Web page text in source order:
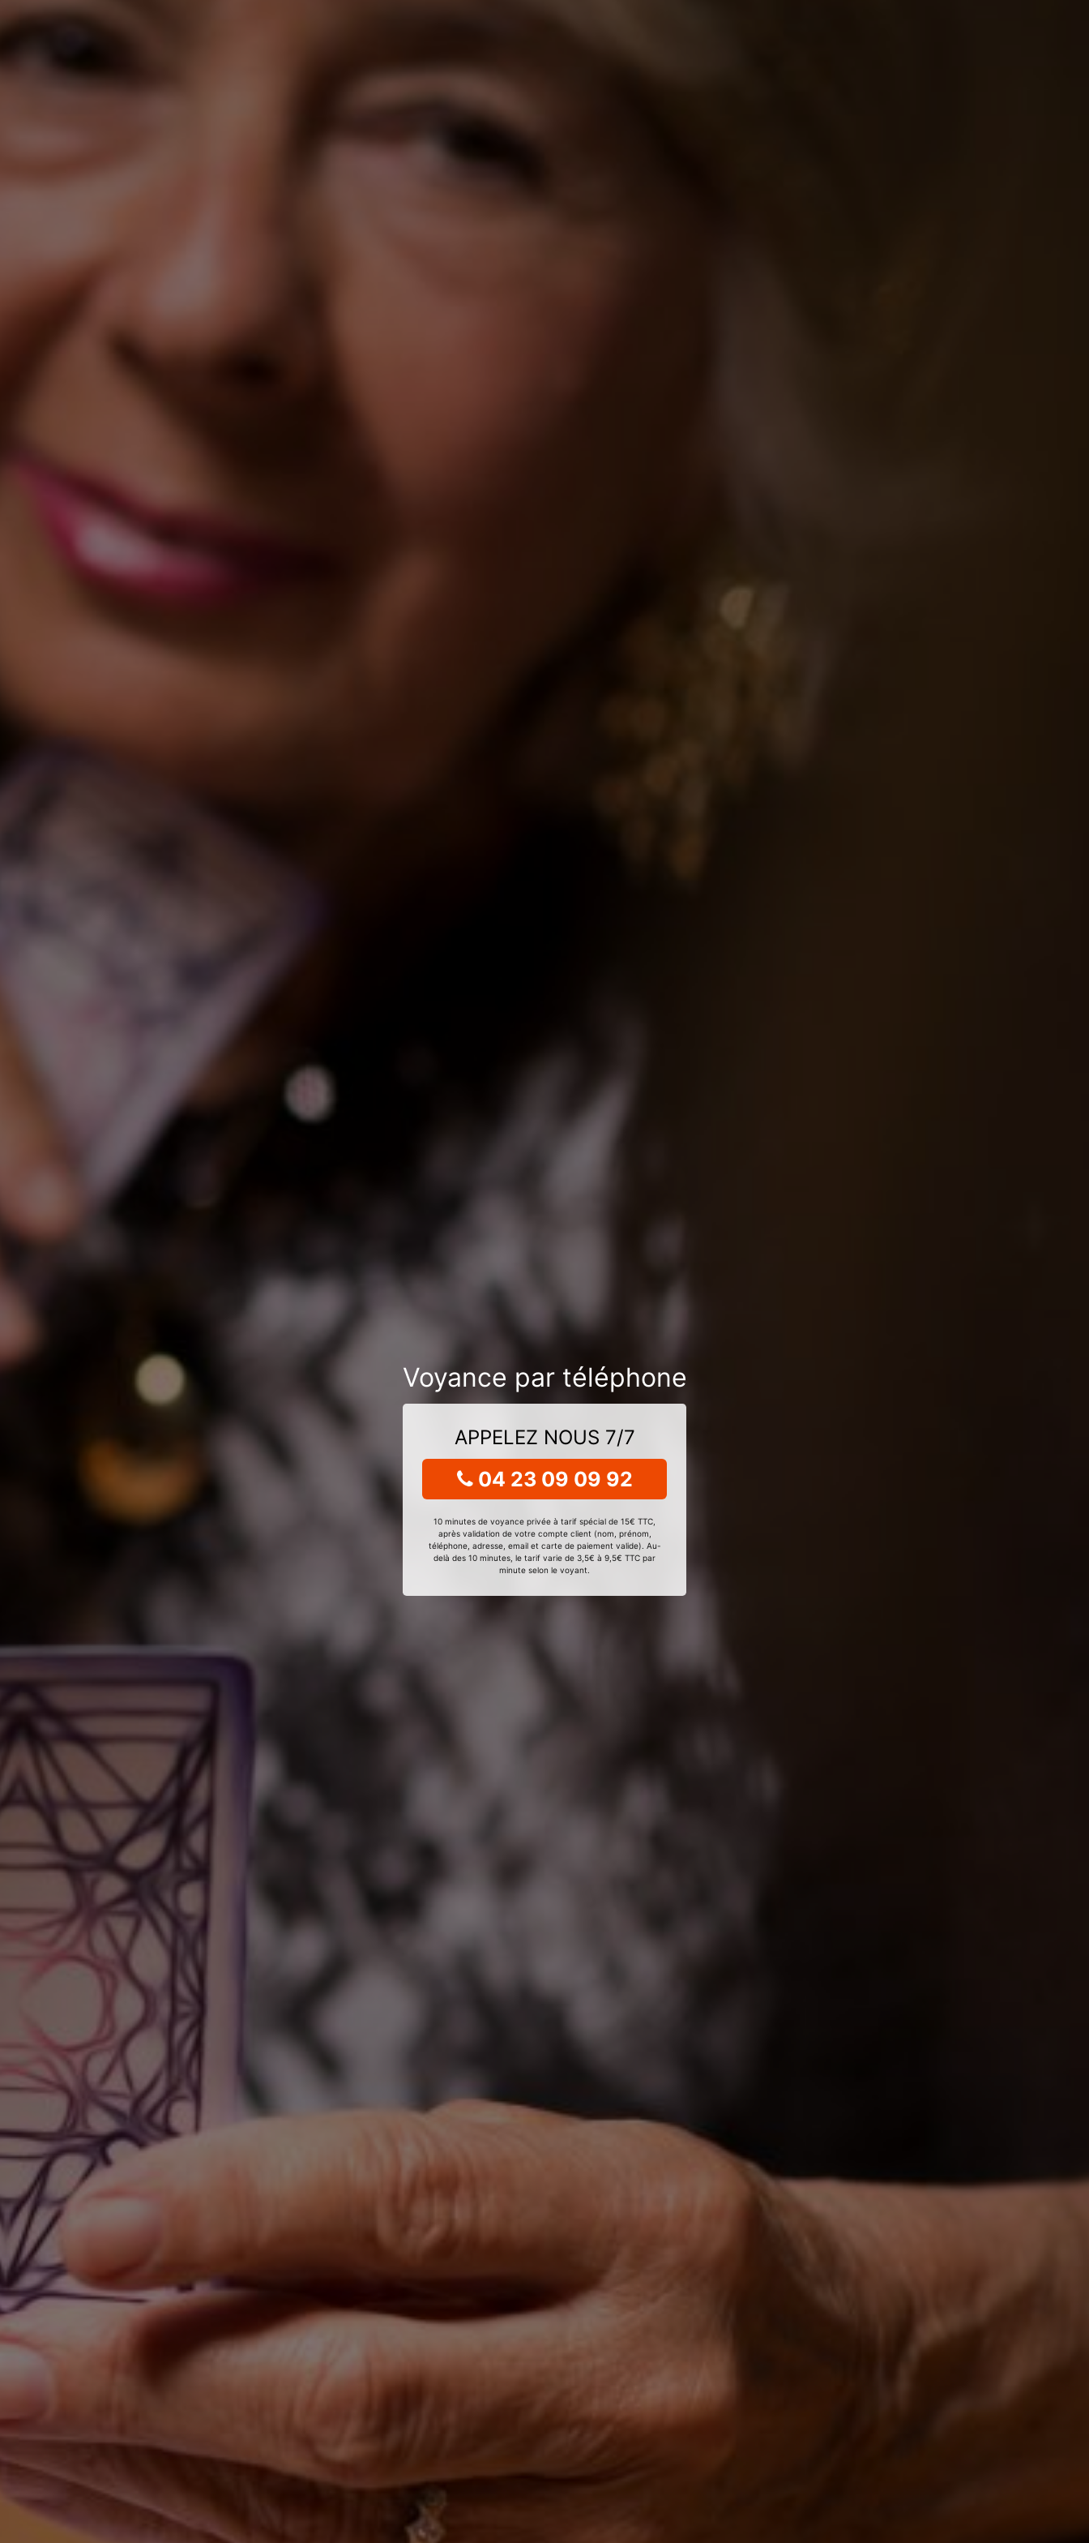
Voyance par téléphone
APPELEZ NOUS 7/7
04 23 09 09 92
10 minutes de voyance privée à tarif spécial de 15€ TTC,
après validation de votre compte client (nom, prénom,
téléphone, adresse, email et carte de paiement valide). Au-
delà des 10 minutes, le tarif varie de 3,5€ à 9,5€ TTC par
minute selon le voyant.